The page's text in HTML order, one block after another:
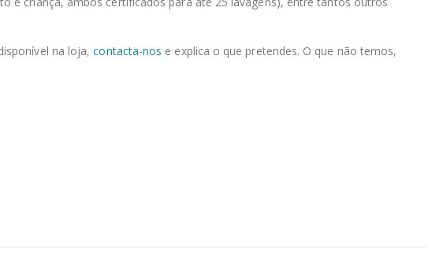
na loja,contacta-nos e explica o que pretendes. O que não temos,